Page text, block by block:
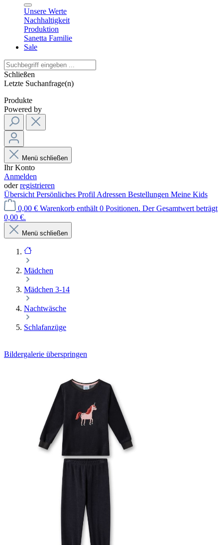
Unsere Werte
Nachhaltigkeit
Produktion
Sanetta Familie
Sale
Schließen
Letzte Suchanfrage(n)
Produkte
Powered by
Menü schließen
Ihr Konto
Anmelden
oderregistrieren
Übersicht Persönliches Profil Adressen Bestellungen Meine Kids
0,00 € Warenkorb enthält 0 Positionen. Der Gesamtwert beträgt
0,00 €.
Menü schließen
Mädchen
Mädchen 3-14
Nachtwäsche
Schlafanzüge
Bildergalerie überspringen